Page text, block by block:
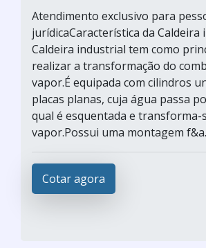
Atendimento exclusivo para
jurídicaCaracterística da Caldeira
Caldeira industrial tem como
realizar a transformação do
vapor.É equipada com cilindros
placas planas, cuja água passa
qual é esquentada e transforma-
vapor.Possui uma montagem
Cotar agora